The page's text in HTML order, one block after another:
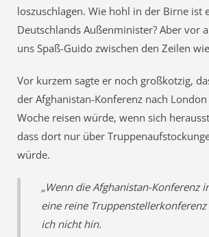
loszuschlagen. Wie hohl in der Birne ist
Deutschlands Außenminister? Aber vor
uns Spaß-Guido zwischen den Zeilen
Vor kurzem sagte er noch großkotzig,
der Afghanistan-Konferenz nach
Woche reisen würde, wenn sich
dass dort nur über
würde.
„Wenn die Afghanistan-Konferenz
eine reine
ich nicht hin.